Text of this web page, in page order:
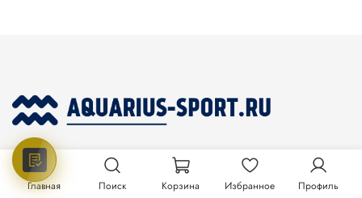
+7(800) 222-84-07
Ежедневно с 10:00 до 19:00
Главная Поиск Корзина Избранное Профиль